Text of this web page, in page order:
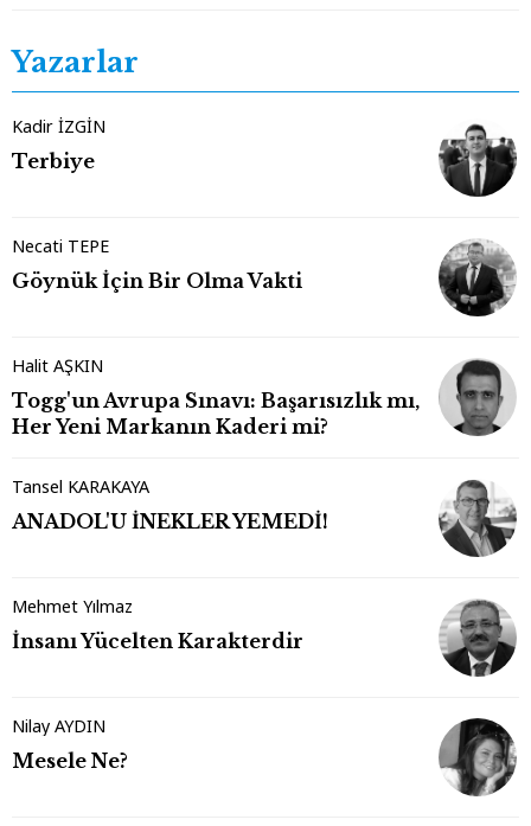
Yazarlar
Kadir İZGİN
Terbiye
Necati TEPE
Göynük İçin Bir Olma Vakti
Halit AŞKIN
Togg'un Avrupa Sınavı: Başarısızlık mı,
Her Yeni Markanın Kaderi mi?
Tansel KARAKAYA
ANADOL'U İNEKLER YEMEDİ!
Mehmet Yılmaz
İnsanı Yücelten Karakterdir
Nilay AYDIN
Mesele Ne?